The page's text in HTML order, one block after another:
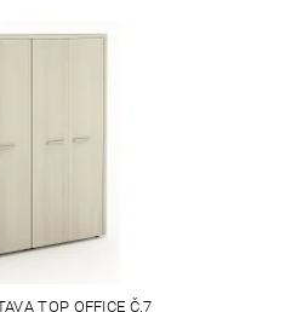
TOP OFFICE Č.7